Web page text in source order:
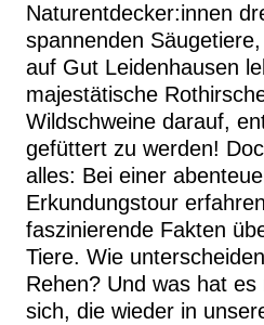
Naturentdecker:innen
spannenden
auf Gut Leidenhausen
majestätische
Wildschweine darauf,
gefüttert zu werden!
alles: Bei einer
Erkundungstour
faszinierende Fakten
Tiere. Wie
Rehen? Und was hat
sich, die wieder in